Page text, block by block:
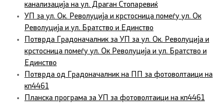
канализација на ул. Драган Стопаревиќ
УП за ул. Ок. Револуција и крстосница помеѓу ул. Ок
Револуција и ул. Братство и Единство
Потврда Градоначалник за УП за ул. Ок. Револуција и
крстосница помеѓу ул. Ок Револуција и ул. Братство и
Единство
Потврда од Градоначалник на ПП за фотоволтаици на
кп4461
Планска програма за УП за фотоволтаици на кп4461